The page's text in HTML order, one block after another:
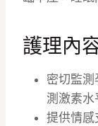
護理內
密切監
測激素水
提供情感